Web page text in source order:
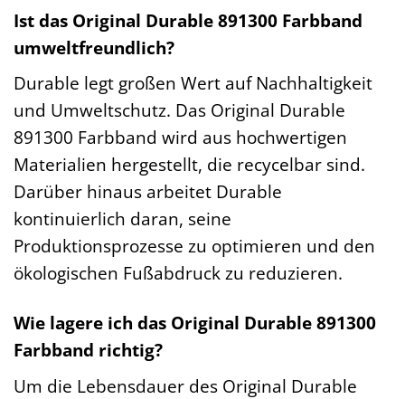
Ist das Original Durable 891300 Farbband
umweltfreundlich?
Durable legt großen Wert auf Nachhaltigkeit
und Umweltschutz. Das Original Durable
891300 Farbband wird aus hochwertigen
Materialien hergestellt, die recycelbar sind.
Darüber hinaus arbeitet Durable
kontinuierlich daran, seine
Produktionsprozesse zu optimieren und den
ökologischen Fußabdruck zu reduzieren.
Wie lagere ich das Original Durable 891300
Farbband richtig?
Um die Lebensdauer des Original Durable